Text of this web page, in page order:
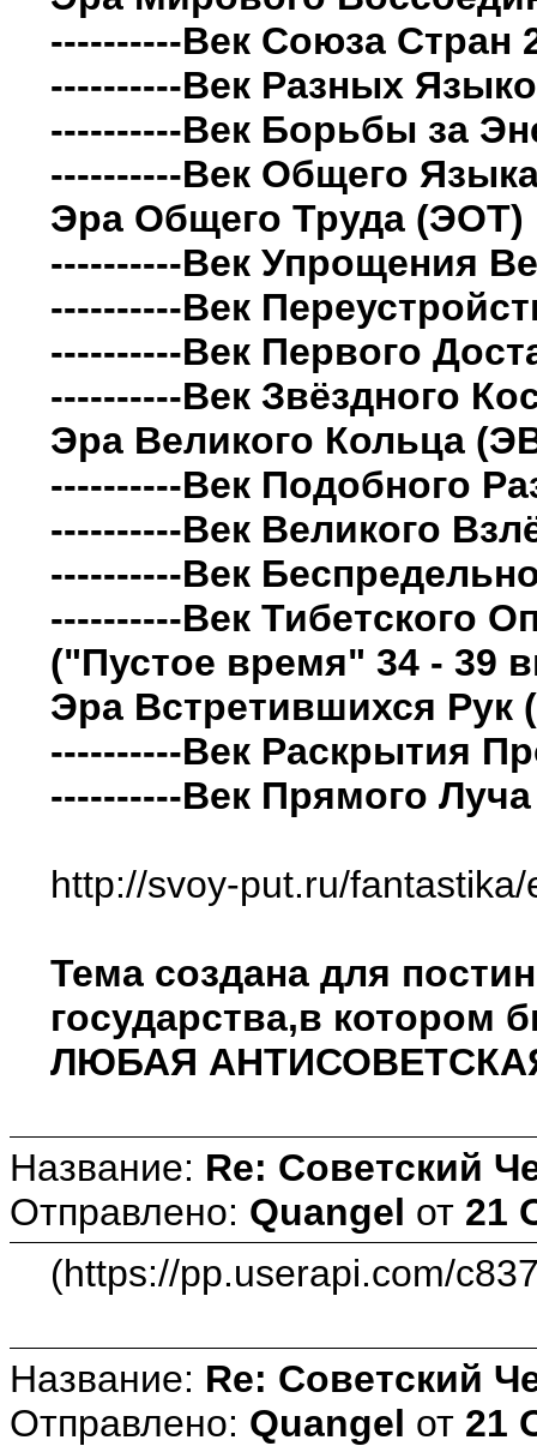
----------Век Союза Стран
----------Век Разных
----------Век Борьбы за
----------Век Общего
Эра Общего Труда (ЭОТ)
----------Век Упрощения
----------Век
----------Век Первого
----------Век Звёздного
Эра Великого Кольца
----------Век Подобного
----------Век Великого
----------Век
----------Век Тибетского
("Пустое время" 34 - 39
Эра Встретившихся Рук
----------Век Раскрытия
----------Век Прямого
http://svoy-put.ru/
Тема создана для
государства,в котором
ЛЮБАЯ
Название: Re: Советский
Отправлено: Quangel от 21
(https://pp.userapi.com/
Название: Re: Советский
Отправлено: Quangel от 21